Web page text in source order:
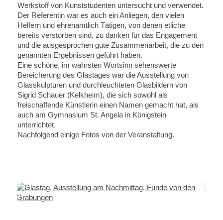
Werkstoff von Kunststudenten untersucht und verwendet.
Der Referentin war es auch ein Anliegen, den vielen
Helfern und ehrenamtlich Tätigen, von denen etliche
bereits verstorben sind, zu danken für das Engagement
und die ausgesprochen gute Zusammenarbeit, die zu den
genannten Ergebnissen geführt haben.
Eine schöne, im wahrsten Wortsinn sehenswerte
Bereicherung des Glastages war die Ausstellung von
Glasskulpturen und durchleuchteten Glasbildern von
Sigrid Schauer (Kelkheim), die sich sowohl als
freischaffende Künstlerin einen Namen gemacht hat, als
auch am Gymnasium St. Angela in Königstein
unterrichtet.
Nachfolgend einige Fotos von der Veranstaltung.